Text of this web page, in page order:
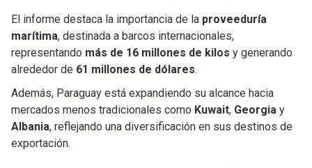
El informe destaca la importancia de la proveeduría
marítima, destinada a barcos internacionales,
representando más de 16 millones de kilos y generando
alrededor de 61 millones de dólares.
Además, Paraguay está expandiendo su alcance hacia
mercados menos tradicionales como Kuwait, Georgia y
Albania, reflejando una diversificación en sus destinos de
exportación.